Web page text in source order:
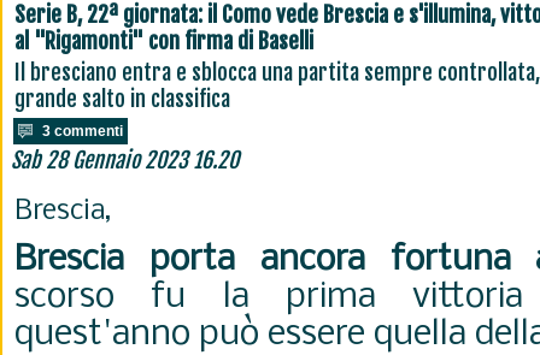
Serie B, 22ª giornata: il Como vede Brescia e s'illumina,
al "Rigamonti" con firma di Baselli
Il bresciano entra e sblocca una partita sempre controllata,
grande salto in classifica
3 commenti
Sab 28 Gennaio 2023 16.20
Brescia,
Brescia porta ancora fortuna
scorso fu la prima vittoria
quest'anno può essere quella